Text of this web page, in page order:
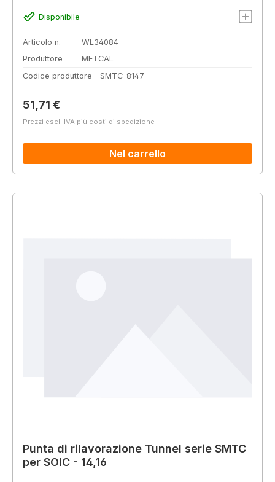
Disponibile
Articolo n.
WL34084
Produttore
METCAL
Codice produttore
SMTC-8147
Prezzo normale:
51,71 €
Prezzi escl. IVA più costi di spedizione
Nel carrello
Punta di rilavorazione Tunnel serie SMTC
per SOIC - 14,16